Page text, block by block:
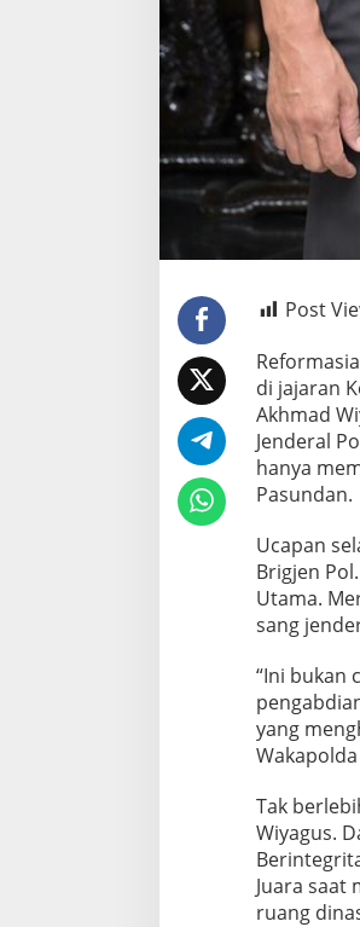
Post
di jajaran
Akhmad
Jenderal
hanya
Pasundan.
Ucapan
Brigjen
Utama.
sang
“Ini bukan
yang
Tak
Wiyagus.
Juara saat
ruang